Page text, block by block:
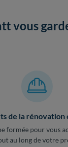
vous
de la rénovation
formée pour vous
au long de votre